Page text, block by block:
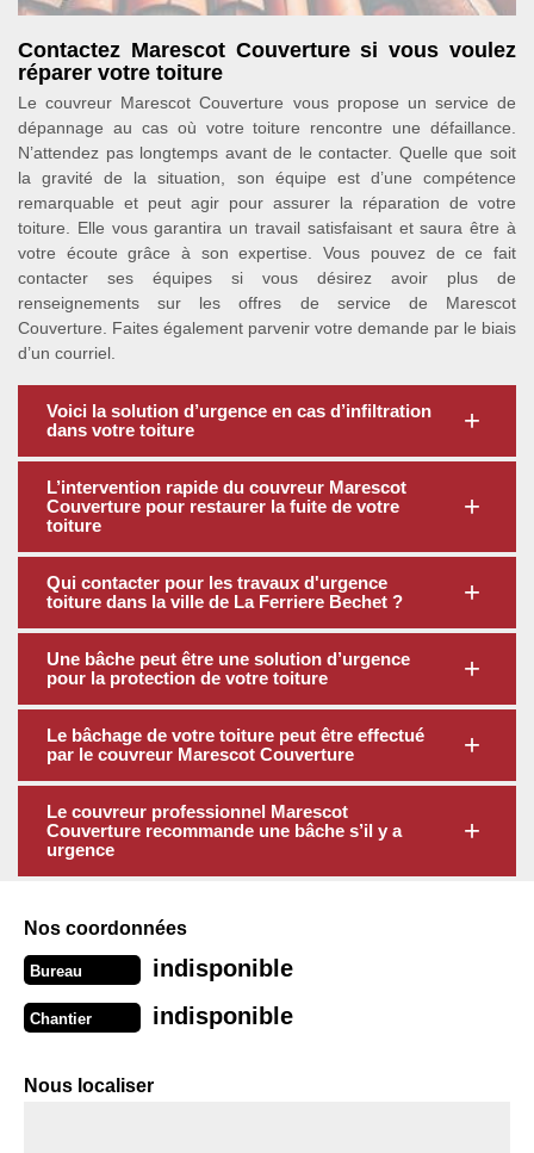
Contactez Marescot Couverture si vous voulez
réparer votre toiture
Le couvreur Marescot Couverture vous propose un service de
dépannage au cas où votre toiture rencontre une défaillance.
N’attendez pas longtemps avant de le contacter. Quelle que soit
la gravité de la situation, son équipe est d’une compétence
remarquable et peut agir pour assurer la réparation de votre
toiture. Elle vous garantira un travail satisfaisant et saura être à
votre écoute grâce à son expertise. Vous pouvez de ce fait
contacter ses équipes si vous désirez avoir plus de
renseignements sur les offres de service de Marescot
Couverture. Faites également parvenir votre demande par le biais
d’un courriel.
Voici la solution d’urgence en cas d’infiltration
dans votre toiture
L’intervention rapide du couvreur Marescot
Couverture pour restaurer la fuite de votre
toiture
Qui contacter pour les travaux d'urgence
toiture dans la ville de La Ferriere Bechet ?
Une bâche peut être une solution d’urgence
pour la protection de votre toiture
Le bâchage de votre toiture peut être effectué
par le couvreur Marescot Couverture
Le couvreur professionnel Marescot
Couverture recommande une bâche s’il y a
urgence
Nos coordonnées
Bureau indisponible
Chantier indisponible
Nous localiser